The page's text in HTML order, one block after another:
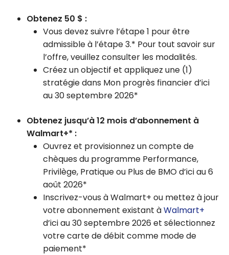
Obtenez 50 $ :
Vous devez suivre l’étape 1 pour être
admissible à l’étape 3.* Pour tout savoir sur
l’offre, veuillez consulter les modalités.
Créez un objectif et appliquez une (1)
stratégie dans Mon progrès financier d’ici
au 30 septembre 2026*
Obtenez jusqu’à 12 mois d’abonnement à
Walmart+* :
Ouvrez et provisionnez un compte de
chèques du programme Performance,
Privilège, Pratique ou Plus de BMO d’ici au 6
août 2026*
Inscrivez-vous à Walmart+ ou mettez à jour
votre abonnement existant àWalmart+
d’ici au 30 septembre 2026 et sélectionnez
votre carte de débit comme mode de
paiement*